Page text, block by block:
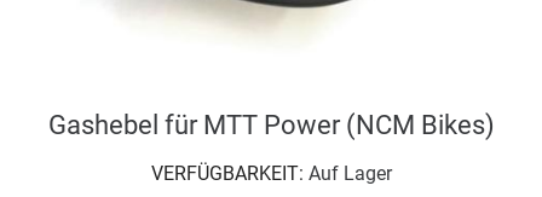
Gashebel für MTT Power (NCM Bikes)
VERFÜGBARKEIT: Auf Lager